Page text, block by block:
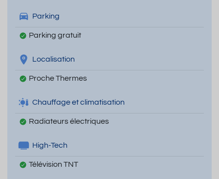
Parking
Parking gratuit
Localisation
Proche Thermes
Chauffage et climatisation
Radiateurs électriques
High-Tech
Télévision TNT